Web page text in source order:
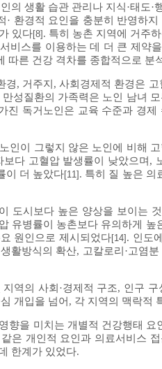
의 생활 습관 관리나 지식·태도
· 환경적 요인을 충분히 반영하
있다[8] . 특히 농촌 지역에 거주
비스를 이용하는 데 더 큰 제약
따른 건강 격차를 종합적으로
, 거주지, 사회경제적 환경은
성질환의 가족력은 노인 남녀
진 독거노인은 교육 수준과 경
인이 그렇지 않은 노인에 비해
다 고혈압 발생률이 낮았으며,
이 더 높았다[11] . 특히 질 높은 의
도시보다 높은 양상을 보이는
유병률이 농촌보다 유의하게
원인으로 제시되었다[14] . 인도
활방식의 확산, 고칼로리·고염
역의 사회·경제적 구조, 인구
개입을 넘어, 각 지역의 맥락적
향을 미치는 개별적 건강행태 요
은 개인적 요인과 의료서비스
한계가 있었다.